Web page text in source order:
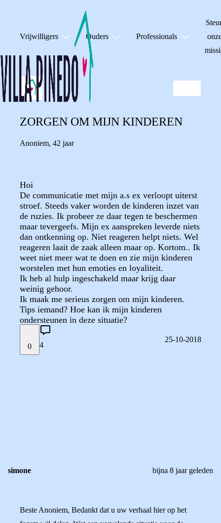
Vrijwilligers Ouders Professionals
ZORGEN OM MIJN KINDEREN
Anoniem, 42 jaar
Hoi
De communicatie met mijn a.s ex verloopt uiterst
stroef. Steeds vaker worden de kinderen inzet van
de ruzies. Ik probeer ze daar tegen te beschermen
maar tevergeefs. Mijn ex aanspreken leverde niets
dan ontkenning op. Niet reageren helpt niets. Wel
reageren laait de zaak alleen maar op. Kortom.. Ik
weet niet meer wat te doen en zie mijn kinderen
worstelen met hun emoties en loyaliteit.
Ik heb al hulp ingeschakeld maar krijg daar
weinig gehoor.
Ik maak me serieus zorgen om mijn kinderen.
Tips iemand? Hoe kan ik mijn kinderen
ondersteunen in deze situatie?
0 4
25-10-2018
simone bijna 8 jaar geleden
Beste Anoniem, Bedankt dat u uw verhaal hier op het